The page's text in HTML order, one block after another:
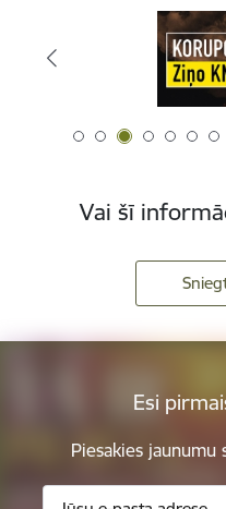
Vai šī
Esi
Piesakies jaunumu